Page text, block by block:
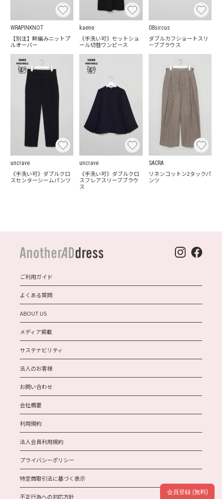
WRAPINKNOT
【別注】畔編みニットプ
ルオーバー
kaene
《手洗い可》セットショ
ール切替ワンピース
08sircus
ダブルカフショートスリ
ーブブラウス
uncrave
《手洗い可》ダブルクロ
スセンターシームパンツ
uncrave
《手洗い可》ダブルクロ
スフレアスリーブブラウ
ス
SACRA
リネンコットン2タックパ
ンツ
ご利用ガイド
よくある質問
ABOUT US
メディア掲載
サステナビリティ
法人のお客様
お問い合わせ
会社概要
利用規約
法人会員利用規約
プライバシーポリシー
特定商取引法に基づく表示
不正行為への対応方針
会員登録 (無料)